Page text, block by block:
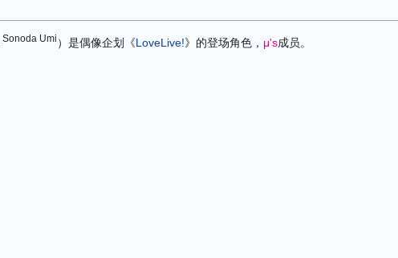
Sonoda Umi ）是偶像企划《LoveLive!》的登场角色， μ's成员。